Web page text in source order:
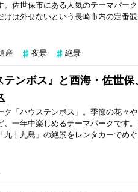
佐世保市にある人気のテーマパー
は外せないという長崎市内の定番
産 夜景 絶景
ンボス』と西海・佐世
「ハウステンボス」。季節の花々
、一年中楽しめるテーマパークです
九十九島」の絶景をレンタカーでめ